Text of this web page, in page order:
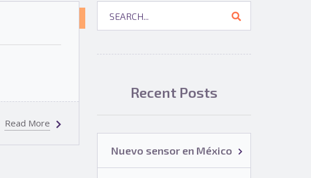
NOTICIAS
Read More
Recent Posts
Nuevo sensor en México